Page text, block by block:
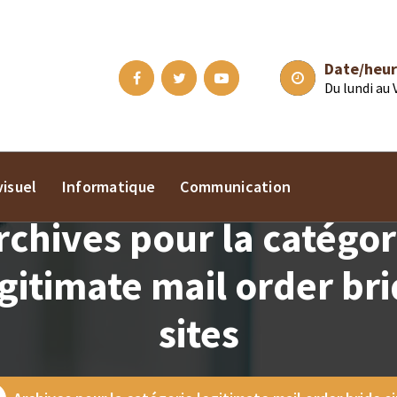
Date/
Du lundi au
Informatique Communication
pour la
mail order
sites